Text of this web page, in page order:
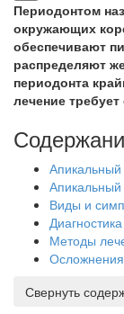
Периодонтом
окружающих
обеспечивают
распределяют
периодонта
лечение требует
Апикальный
Апикальный
Виды и
Методы
Свернуть